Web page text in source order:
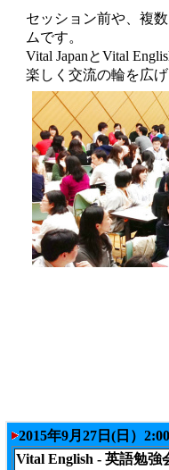
セッション前や、複
ムです。
Vital JapanとVital
楽しく交流の輪を広
2015年9月27日(日）
Vital English - 英語勉強